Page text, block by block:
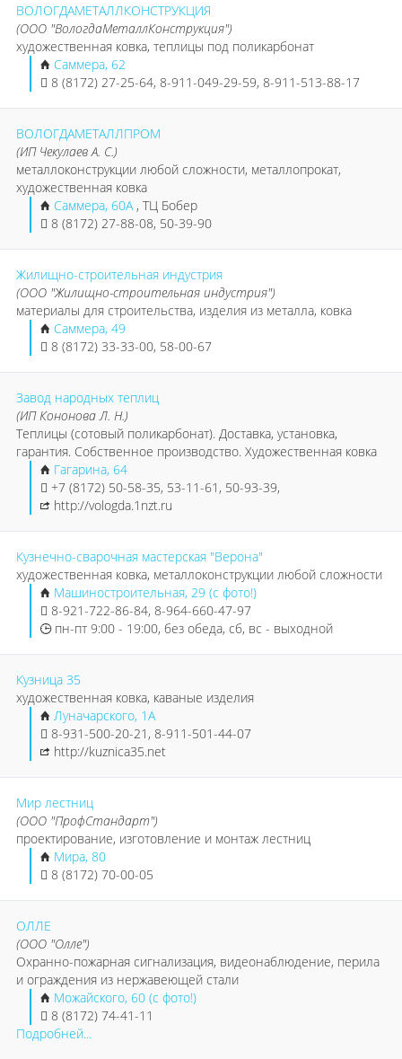
ВОЛОГДАМЕТАЛЛКОНСТРУКЦИЯ
(ООО "ВологдаМеталлКонструкция")
художественная ковка, теплицы под поликарбонат
Саммера, 62
8 (8172) 27-25-64, 8-911-049-29-59, 8-911-513-88-17
ВОЛОГДАМЕТАЛЛПРОМ
(ИП Чекулаев А. С.)
металлоконструкции любой сложности, металлопрокат,
художественная ковка
Саммера, 60А, ТЦ Бобер
8 (8172) 27-88-08, 50-39-90
Жилищно-строительная индустрия
(ООО "Жилищно-строительная индустрия")
материалы для строительства, изделия из металла, ковка
Саммера, 49
8 (8172) 33-33-00, 58-00-67
Завод народных теплиц
(ИП Кононова Л. Н.)
Теплицы (сотовый поликарбонат). Доставка, установка,
гарантия. Собственное производство. Художественная ковка
Гагарина, 64
+7 (8172) 50-58-35, 53-11-61, 50-93-39,
http://vologda.1nzt.ru
Кузнечно-сварочная мастерская "Верона"
художественная ковка, металлоконструкции любой сложности
Машиностроительная, 29 (с фото!)
8-921-722-86-84, 8-964-660-47-97
пн-пт 9:00 - 19:00, без обеда, сб, вс - выходной
Кузница 35
художественная ковка, каваные изделия
Луначарского, 1А
8-931-500-20-21, 8-911-501-44-07
http://kuznica35.net
Мир лестниц
(ООО "ПрофСтандарт")
проектирование, изготовление и монтаж лестниц
Мира, 80
8 (8172) 70-00-05
ОЛЛЕ
(ООО "Олле")
Охранно-пожарная сигнализация, видеонаблюдение, перила
и ограждения из нержавеющей стали
Можайского, 60 (с фото!)
8 (8172) 74-41-11
Подробней...